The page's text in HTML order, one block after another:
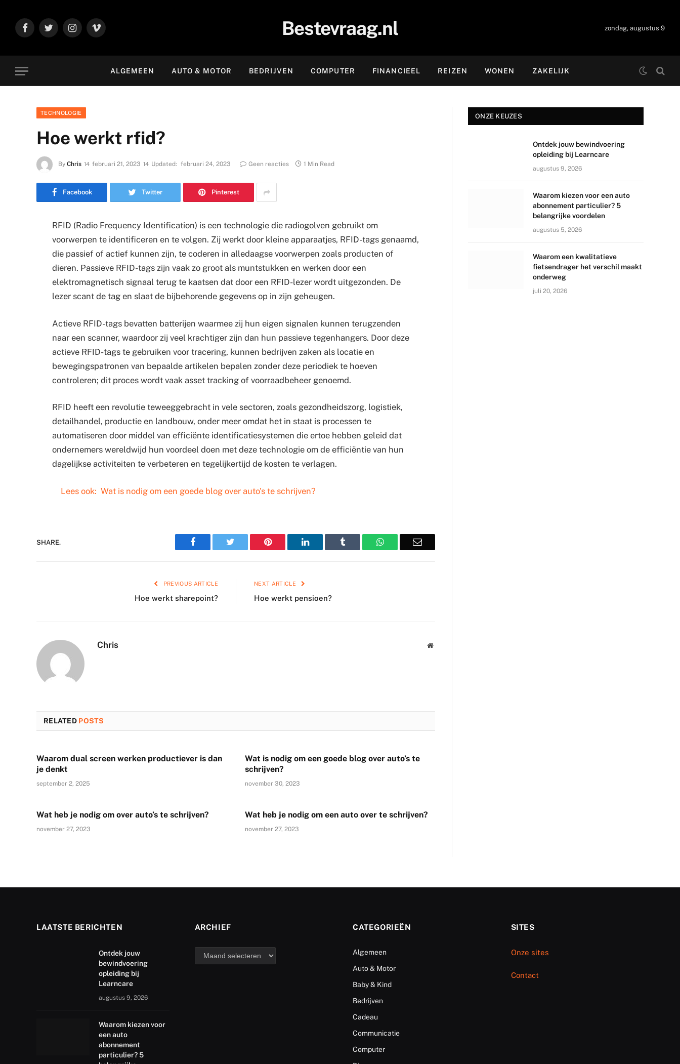
FacebookTwitter Instagram
Vimeo Bestevraag.nl zondag, augustus 9
ALGEMEEN AUTO & MOTOR BEDRIJVEN COMPUTER FINANCIEEL REIZEN WONEN ZAKELIJK
TECHNOLOGIE
Hoe werkt rfid?
By Chris februari 21, 2023 Updated: februari 24, 2023 Geen reacties 1 Min Read
Facebook Twitter Pinterest
RFID (Radio Frequency Identification) is een technologie die radiogolven gebruikt om
voorwerpen te identificeren en te volgen. Zij werkt door kleine apparaatjes, RFID-tags genaamd,
die passief of actief kunnen zijn, te coderen in alledaagse voorwerpen zoals producten of
dieren. Passieve RFID-tags zijn vaak zo groot als muntstukken en werken door een
elektromagnetisch signaal terug te kaatsen dat door een RFID-lezer wordt uitgezonden. De
lezer scant de tag en slaat de bijbehorende gegevens op in zijn geheugen.
Actieve RFID-tags bevatten batterijen waarmee zij hun eigen signalen kunnen terugzenden
naar een scanner, waardoor zij veel krachtiger zijn dan hun passieve tegenhangers. Door deze
actieve RFID-tags te gebruiken voor tracering, kunnen bedrijven zaken als locatie en
bewegingspatronen van bepaalde artikelen bepalen zonder deze periodiek te hoeven
controleren; dit proces wordt vaak asset tracking of voorraadbeheer genoemd.
RFID heeft een revolutie teweeggebracht in vele sectoren, zoals gezondheidszorg, logistiek,
detailhandel, productie en landbouw, onder meer omdat het in staat is processen te
automatiseren door middel van efficiënte identificatiesystemen die ertoe hebben geleid dat
ondernemers wereldwijd hun voordeel doen met deze technologie om de efficiëntie van hun
dagelijkse activiteiten te verbeteren en tegelijkertijd de kosten te verlagen.
Lees ook: Wat is nodig om een goede blog over auto's te schrijven?
SHARE. Facebook Twitter Pinterest LinkedIn Tumblr WhatsAppEmail
PREVIOUS ARTICLE
Hoe werkt sharepoint?
NEXT ARTICLE
Hoe werkt pensioen?
Chris Website
RELATED POSTS
Waarom dual screen werken productiever is dan
je denkt
september 2, 2025
Wat is nodig om een goede blog over auto’s te
schrijven?
november 30, 2023
Wat heb je nodig om over auto’s te schrijven?
november 27, 2023
Wat heb je nodig om een auto over te schrijven?
november 27, 2023
ONZE KEUZES
Ontdek jouw bewindvoering
opleiding bij Learncare
augustus 9, 2026
Waarom kiezen voor een auto
abonnement particulier? 5
belangrijke voordelen
augustus 5, 2026
Waarom een kwalitatieve
fietsendrager het verschil maakt
onderweg
juli 20, 2026
LAATSTE BERICHTEN
Ontdek jouw
bewindvoering
opleiding bij
Learncare
augustus 9, 2026
Waarom kiezen voor
een auto
abonnement
particulier? 5
ARCHIEF
archief
CATEGORIEËN
Algemeen
Auto & Motor
Baby & Kind
Bedrijven
Cadeau
Communicatie
Computer
SITES
Onze sites
Contact